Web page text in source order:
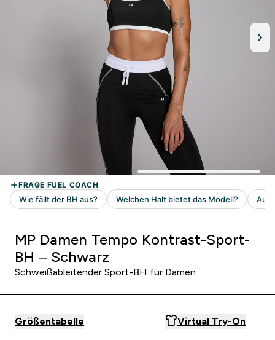
MP Damen Tempo Kontrast-Sport-
BH – Schwarz
Schweißableitender Sport-BH für Damen
Größentabelle Virtual Try-On